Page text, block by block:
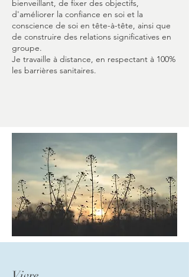
bienveillant, de fixer des objectifs,
d'améliorer la confiance en soi et la
conscience de soi en tête-à-tête, ainsi que
de construire des relations significatives en
groupe.
Je travaille à distance, en respectant à 100%
les barrières sanitaires.